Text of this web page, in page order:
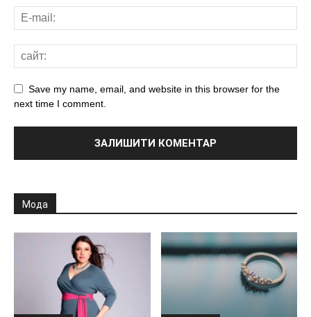
Save my name, email, and website in this browser for the
next time I comment.
Мода